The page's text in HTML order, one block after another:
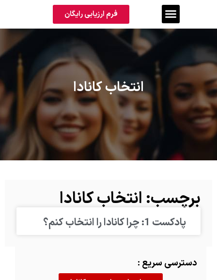
فرم ارزیابی رایگان
انتخاب کانادا
دسترسی سریع :
برچسب: انتخاب کانادا
پادکست 1: چرا کانادا را انتخاب کنم؟